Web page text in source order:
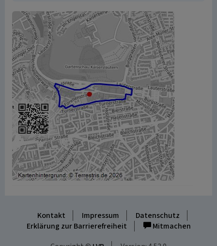
Kontakt Impressum
Datenschutz
Erklärung zur Barrierefreiheit
Mitmachen